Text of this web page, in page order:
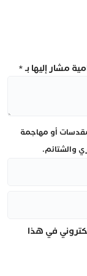
مشار إليها بـ*
أو مهاجمة
والشتائم.
في هذا